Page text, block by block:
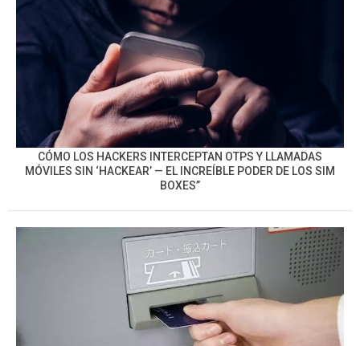
CÓMO LOS HACKERS INTERCEPTAN OTPS Y LLAMADAS
MÓVILES SIN ‘HACKEAR’ — EL INCREÍBLE PODER DE LOS SIM
BOXES”